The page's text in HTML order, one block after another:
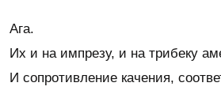
Ага.
Их и на импрезу, и на трибеку
И сопротивление качения,